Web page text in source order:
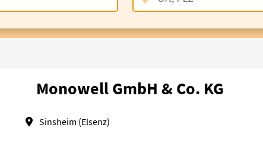
Monowell GmbH & Co. KG
Sinsheim (Elsenz)